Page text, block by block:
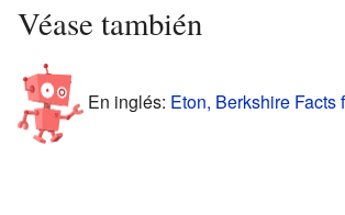
Véase también
En inglés: Eton, Berkshire Facts